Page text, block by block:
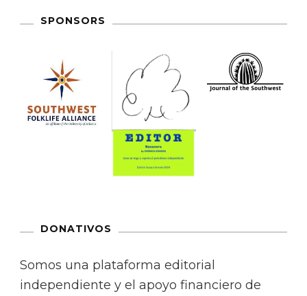
SPONSORS
DONATIVOS
Somos una plataforma editorial
independiente y el apoyo financiero de